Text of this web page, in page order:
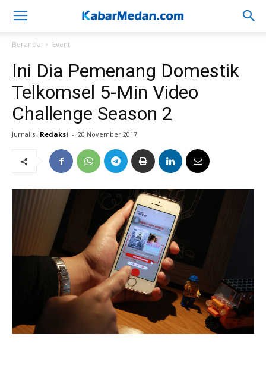
Beranda Event
Ini Dia Pemenang Domestik
Telkomsel 5-Min Video
Challenge Season 2
Jurnalis: Redaksi - 20 November 2017